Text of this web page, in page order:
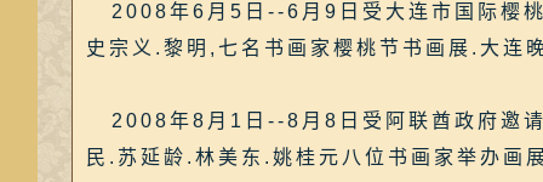
2008年6月5日--6月9日受大连市国际樱
史宗义.黎明,七名书画家樱桃节书画展.大连
2008年8月1日--8月8日受阿联酋政府邀
民.苏延龄.林美东.姚桂元八位书画家举办画